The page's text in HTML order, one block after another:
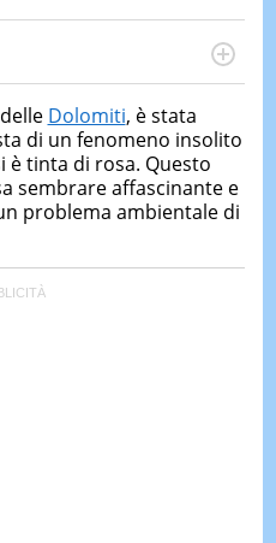
IERI
e fotografa, ha
in ottica SEO e realizza
con focus su Costume &
Dolomiti, è stata
di un fenomeno insolito
è tinta di rosa. Questo
sembrare affascinante e
problema ambientale di